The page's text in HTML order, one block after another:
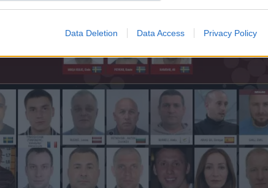
Data Deletion Data Access Privacy Policy